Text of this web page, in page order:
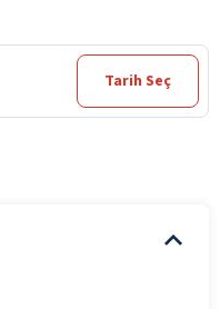
Tarih Seç